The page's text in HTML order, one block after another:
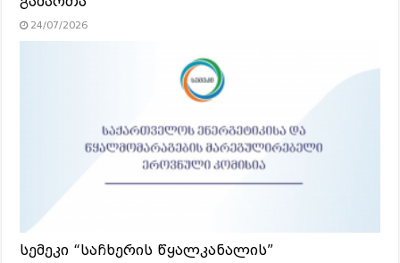
24/07/2026
სემეკი “საჩხერის წყალკანალის”